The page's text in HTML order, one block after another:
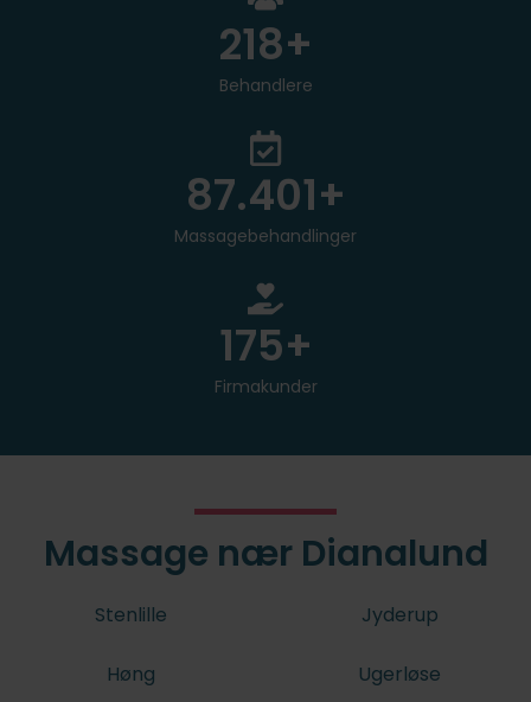
Behandlere
250+
Massagebehandlinger
100.000+
Firmakunder
200+
Massage nær Dianalund
Stenlille Jyderup
Høng Ugerløse